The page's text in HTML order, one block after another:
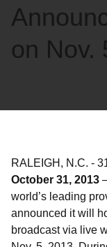
on Nov.
RALEIGH, N.C. -
October 31, 2013
world’s leading
announced it will
broadcast via live